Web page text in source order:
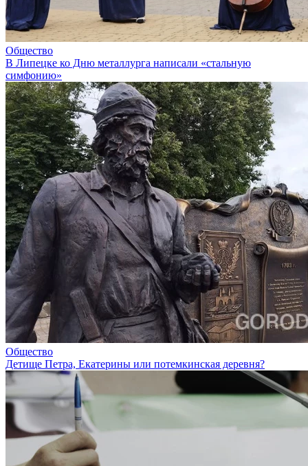
Общество
В Липецке ко Дню металлурга написали «стальную
симфонию»
Общество
Детище Петра, Екатерины или потемкинская деревня?